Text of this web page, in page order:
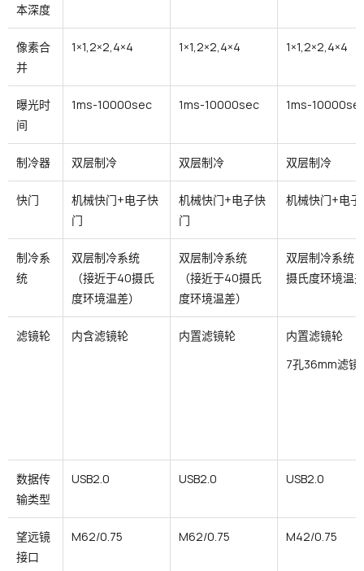
本深度
像素合
并
1×1,2×2,4×4 1×1,2×2,4×4 1×1,2×2,4×4
曝光时
间
1ms-10000sec 1ms-10000sec 1ms-
制冷器 双层制冷 双层制冷 双层制冷
快门
机械快门+电子快
门
机械快门+电子快
门
机械快门+电
制冷系
统
双层制冷系统
（接近于40摄氏
度环境温差）
双层制冷系统
（接近于40摄氏
度环境温差）
双层制冷系统
摄氏度环境温
滤镜轮 内含滤镜轮 内置滤镜轮
内置滤镜轮
7孔36mm滤镜
数据传
输类型
USB2.0 USB2.0 USB2.0
望远镜
接口
M62/0.75 M62/0.75 M42/0.75